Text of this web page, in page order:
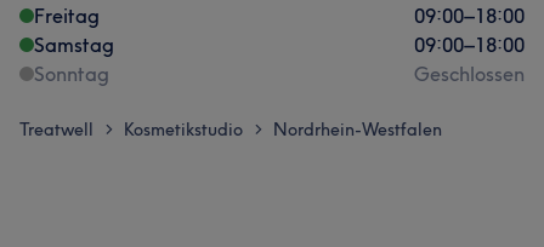
Freitag
09:00–18:00
Samstag
09:00–18:00
Sonntag
Geschlossen
Treatwell > Kosmetikstudio > Nordrhein-Westfalen